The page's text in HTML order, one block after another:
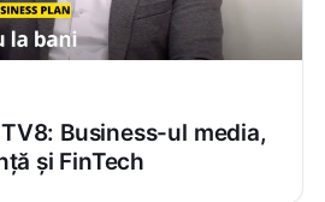
Business-ul media,
și FinTech